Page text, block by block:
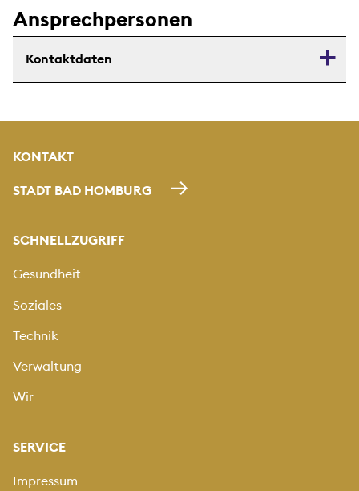
Ansprechpersonen
Kontaktdaten
KONTAKT
STADT BAD HOMBURG
SCHNELLZUGRIFF
Gesundheit
Soziales
Technik
Verwaltung
Wir
SERVICE
Impressum